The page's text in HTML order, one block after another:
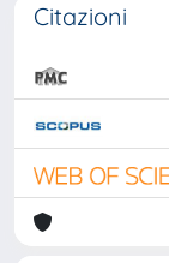
Citazioni